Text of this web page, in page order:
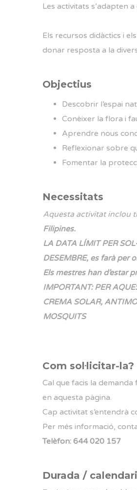
Les activitats s’adapten
Els recursos didàctics i
donar resposta a la
Objectius
Descobrir l’espai
Conèixer la flora i
Aprendre nous
Reflexionar sobre
Fomentar la
Necessitats
Aquesta activitat inclou
Filipines.
LA DATA LÍMIT PER
DESEMBRE, es farà per
Els mestres han d’estar
IMPORTANT: PER
CREMA SOLAR,
MOSQUITS
Com sol·licitar-la?
Cal que facis la demanda
en aquesta pàgina.
Cap activitat s’entendrà
Per més informació,
Telèfon: 644 020 157
Durada / calendari